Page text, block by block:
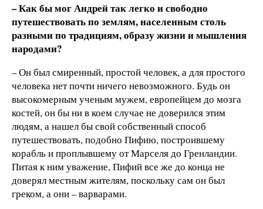
– Как бы мог Андрей так легко и свободно
путешествовать по землям, населенным столь
разными по традициям, образу жизни и мышления
народами?
– Он был смиренный, простой человек, а для простого
человека нет почти ничего невозможного. Будь он
высокомерным ученым мужем, европейцем до мозга
костей, он бы ни в коем случае не доверился этим
людям, а нашел бы свой собственный способ
путешествовать, подобно Пифию, построившему
корабль и проплывшему от Марселя до Гренландии.
Питая к ним уважение, Пифий все же до конца не
доверял местным жителям, поскольку сам он был
греком, а они – варварами.